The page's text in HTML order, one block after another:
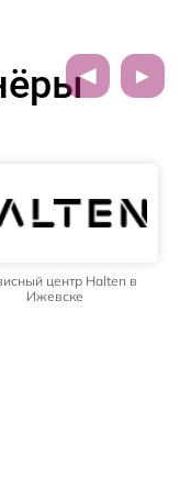
центр Halten в
Ижевске